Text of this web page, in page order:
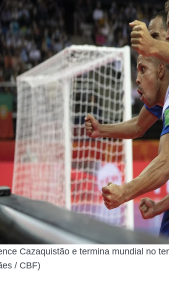
Cazaquistão e termina mundial no
/ CBF)